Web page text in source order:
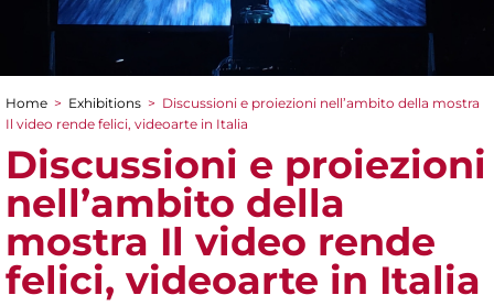
You are here
Home > Exhibitions > Discussioni e proiezioni nell’ambito della mostra
Il video rende felici, videoarte in Italia
Discussioni e proiezioni
nell’ambito della
mostra Il video rende
felici, videoarte in Italia